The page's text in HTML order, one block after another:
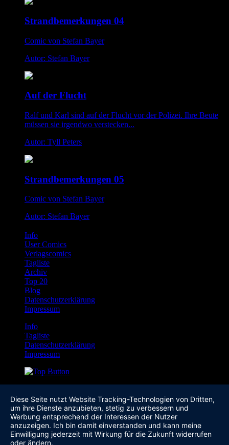
Strandbemerkungen 04
Comic von Stefan Bayer
Autor: Stefan Bayer
Auf der Flucht
Ralf und Karl sind auf der Flucht vor der Polizei. Ihre Beute
müssen sie irgendwo verstecken...
Autor: Tyll Peters
Strandbemerkungen 05
Comic von Stefan Bayer
Autor: Stefan Bayer
Info
User Comics
Verlagscomics
Tagliste
Archiv
Top 20
Blog
Datenschutzerklärung
Impressum
Info
Tagliste
Datenschutzerklärung
Impressum
Diese Seite nutzt Website Tracking-Technologien von Dritten,
um ihre Dienste anzubieten, stetig zu verbessern und
Werbung entsprechend der Interessen der Nutzer
anzuzeigen. Ich bin damit einverstanden und kann meine
Einwilligung jederzeit mit Wirkung für die Zukunft widerrufen
oder ändern.